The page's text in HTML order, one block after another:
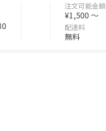
注文可能金額
¥1,500 〜
配達料
無料